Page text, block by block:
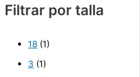
Filtrar por talla
18 (1)
3 (1)